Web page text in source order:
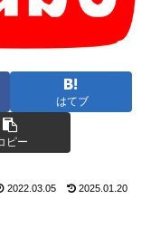
はてブ
ピー
2022.03.05 2025.01.20